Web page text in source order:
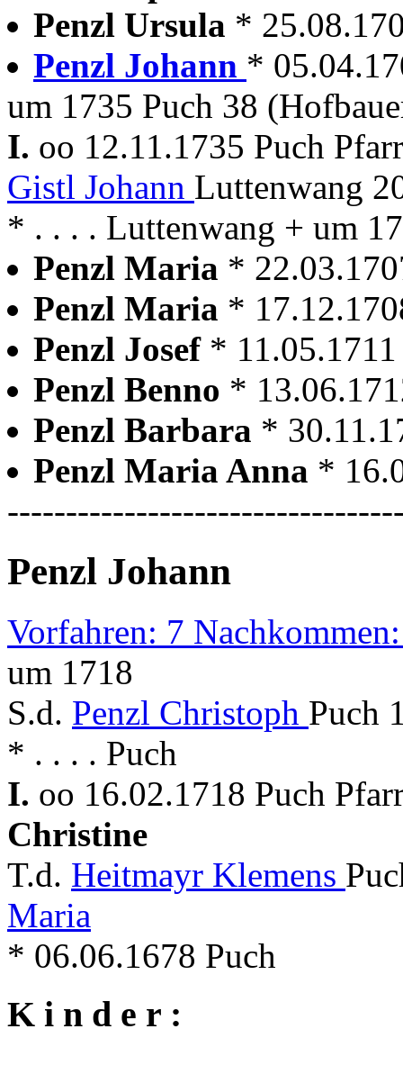
Penzl Ursula *
Penzl Johann *
um 1735 Puch 38
I. oo 12.11.1735 Puch
Gistl Johann Luttenwang
* . . . . Luttenwang + um
Penzl Maria *
Penzl Maria *
Penzl Josef *
Penzl Benno *
Penzl Barbara *
Penzl Maria Anna *
Penzl Johann
Vorfahren: 7
um 1718
S.d. Penzl Christoph Puch
* . . . . Puch
I. oo 16.02.1718 Puch
Christine
T.d. Heitmayr Klemens
Maria
* 06.06.1678 Puch
K i n d e r :